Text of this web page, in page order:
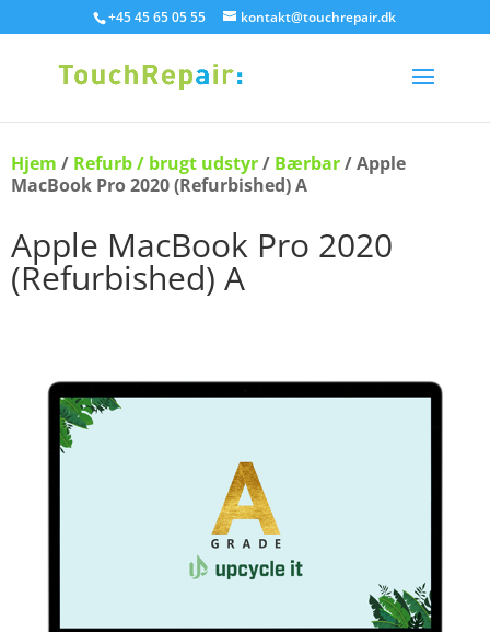
+45 45 65 05 55 kontakt@touchrepair.dk
Hjem / Refurb / brugt udstyr/ Bærbar/ Apple
MacBook Pro 2020 (Refurbished) A
Apple MacBook Pro 2020
(Refurbished) A